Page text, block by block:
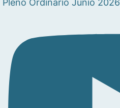
Pleno Ordinario Junio 2026